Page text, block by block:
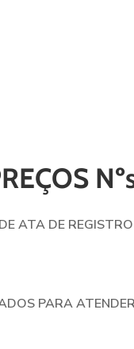
ATA DE
PARA